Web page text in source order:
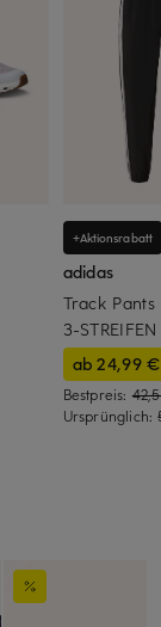
+Aktionsrabatt
adidas
Track Pants
3-STREIFEN
ab 24,99 €
Bestpreis:
Ursprünglich: